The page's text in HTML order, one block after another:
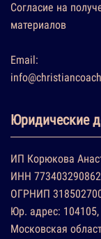
Согласие на
материалов
Email:
Юридические
ИП Корюкова
ИНН 773403290862
ОГРНИП
Юр. адрес: 104105,
Московская